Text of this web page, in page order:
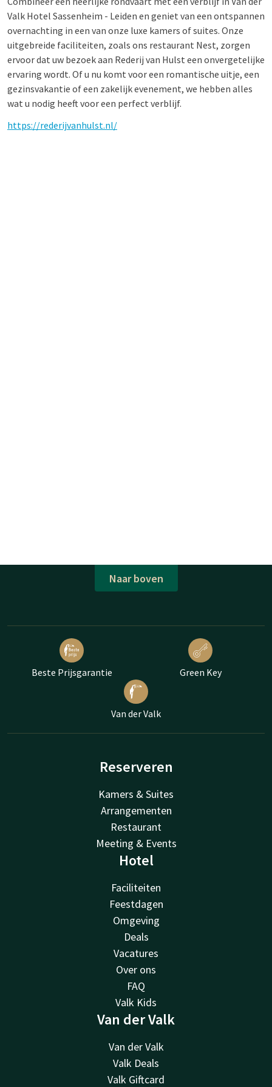
Valk Hotel Sassenheim - Leiden en geniet van een ontspannen
overnachting in een van onze luxe kamers of suites. Onze
uitgebreide faciliteiten, zoals ons restaurant Nest, zorgen
ervoor dat uw bezoek aan Rederij van Hulst een onvergetelijke
ervaring wordt. Of u nu komt voor een romantische uitje, een
gezinsvakantie of een zakelijk evenement, we hebben alles
wat u nodig heeft voor een perfect verblijf.
https://rederijvanhulst.nl/
Naar boven
Beste Prijsgarantie Green Key
Van der Valk
Reserveren
Kamers & Suites
Arrangementen
Restaurant
Meeting & Events
Hotel
Faciliteiten
Feestdagen
Omgeving
Deals
Vacatures
Over ons
FAQ
Valk Kids
Van der Valk
Van der Valk
Valk Deals
Valk Giftcard